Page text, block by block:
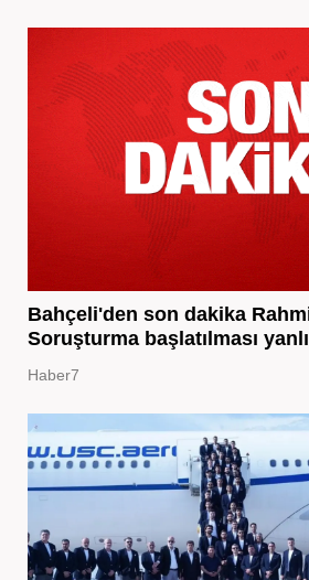
Bahçeli'den son dakika
Soruşturma başlatılması
Haber7